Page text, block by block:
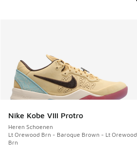
Nike Kobe VIII Protro
Heren Schoenen
Lt Orewood Brn - Baroque Brown - Lt Orewood
Brn